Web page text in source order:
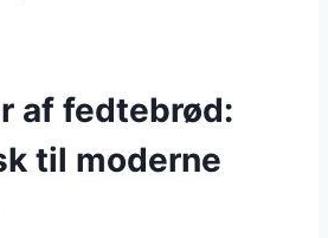
af fedtebrød:
til moderne